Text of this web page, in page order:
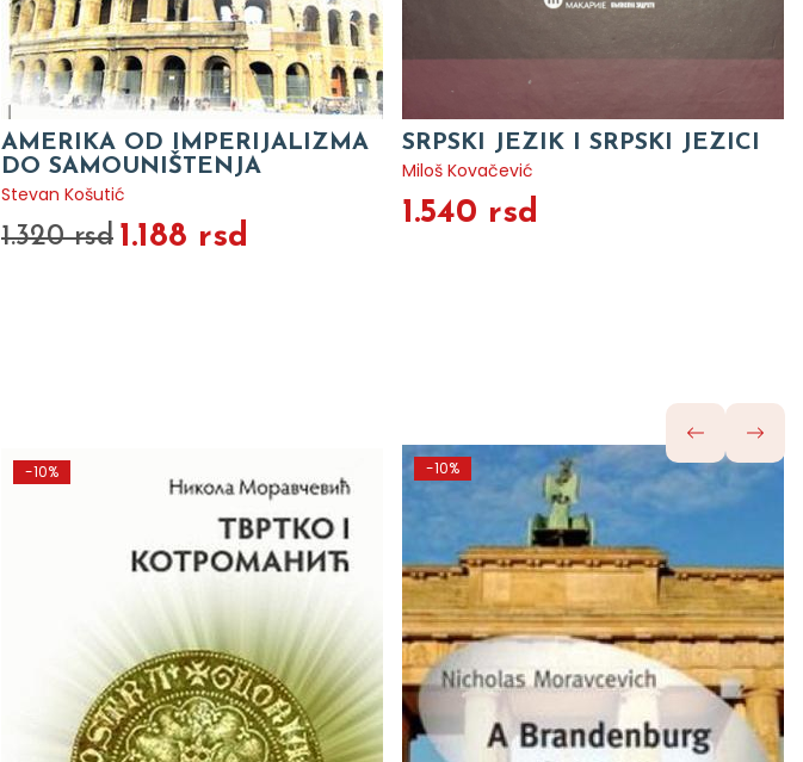
AMERIKA OD IMPERIJALIZMA
DO SAMOUNIŠTENJA
Stevan Košutić
1.320 rsd 1.188 rsd
SRPSKI JEZIK I SRPSKI JEZICI
Miloš Kovačević
1.540 rsd
-10% -10%